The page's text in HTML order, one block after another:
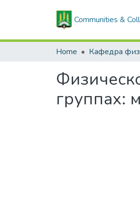
Communities &
Home
группах: